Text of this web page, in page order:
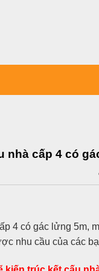
nhà cấp 4 có
4 có gác lửng 5m,
nhu cầu của các